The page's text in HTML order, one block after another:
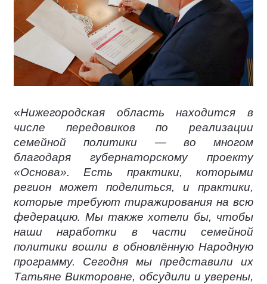
«Нижегородская область находится в
числе передовиков по реализации
семейной политики — во многом
благодаря губернаторскому проекту
«Основа». Есть практики, которыми
регион может поделиться, и практики,
которые требуют тиражирования на всю
федерацию. Мы также хотели бы, чтобы
наши наработки в части семейной
политики вошли в обновлённую Народную
программу. Сегодня мы представили их
Татьяне Викторовне, обсудили и уверены,